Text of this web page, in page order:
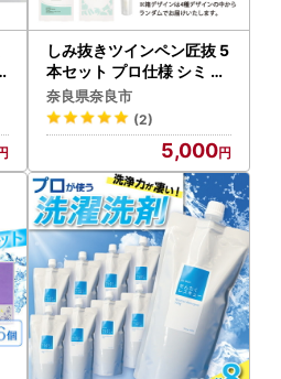
しみ抜きツインペン匠抜 5
本セット プロ仕様 シミ せ
んたく 洗濯 クリーニング
J-103
奈良県奈良市
(2)
5,000